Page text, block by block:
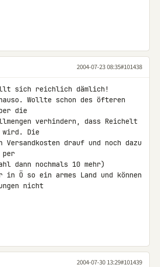
2004-07-23 08:35#101438
sich reichlich dämlich!
Wollte schon des öfteren
die
verhindern, dass Reichelt
wird. Die
Versandkosten drauf und noch dazu
per
dann nochmals 10 mehr)
in Ö so ein armes Land und können
nicht
2004-07-30 13:29#101439